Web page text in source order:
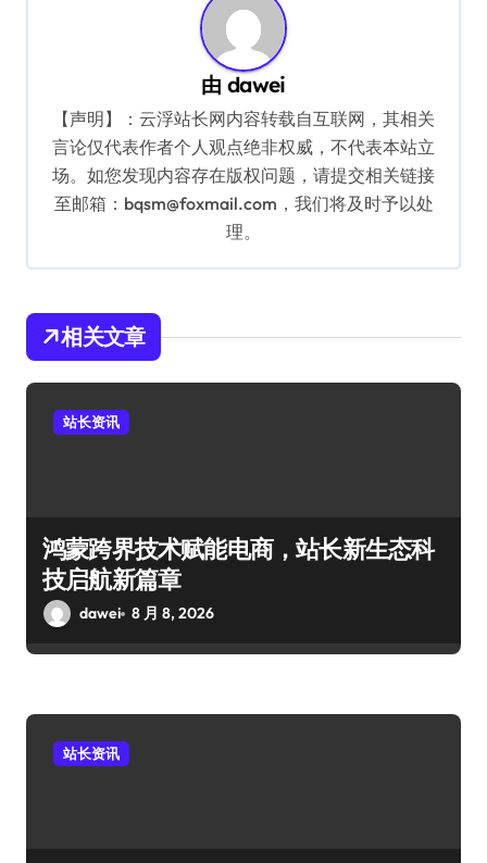
由dawei
【声明】：云浮站长网内容转载自互联网，其相关
言论仅代表作者个人观点绝非权威，不代表本站立
场。如您发现内容存在版权问题，请提交相关链接
至邮箱：bqsm@foxmail.com，我们将及时予以处
理。
相关文章
站长资讯
鸿蒙跨界技术赋能电商，站长新生态科
技启航新篇章
dawei 8 月 8, 2026
站长资讯